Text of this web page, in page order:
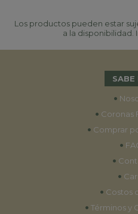
Los productos pueden estar
a la disponibilidad.
SABE
•
• Coronas
• Comprar
•
•
•
• Costos
• Términos y